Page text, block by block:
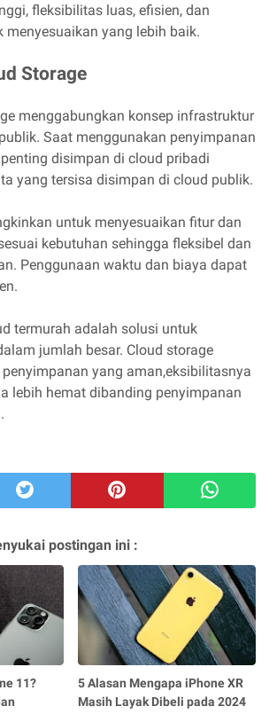
fleksibilitas luas, efisien, dan
menyesuaikan yang lebih baik.
Storage
menggabungkan konsep infrastruktur
Saat menggunakan penyimpanan
disimpan di cloud pribadi
yang tersisa disimpan di cloud publik.
untuk menyesuaikan fitur dan
kebutuhan sehingga fleksibel dan
Penggunaan waktu dan biaya dapat
termurah adalah solusi untuk
jumlah besar. Cloud storage
yang aman,eksibilitasnya
lebih hemat dibanding penyimpanan
postingan ini :
11?
5 Alasan Mengapa iPhone XR
Masih Layak Dibeli pada 2024